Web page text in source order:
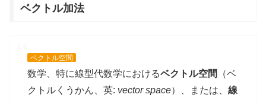
ベクトル加法
ベクトル空間
数学、特に線型代数学におけるベクトル空間
（ベ
クトルくうかん、英: vector space）、または、 線